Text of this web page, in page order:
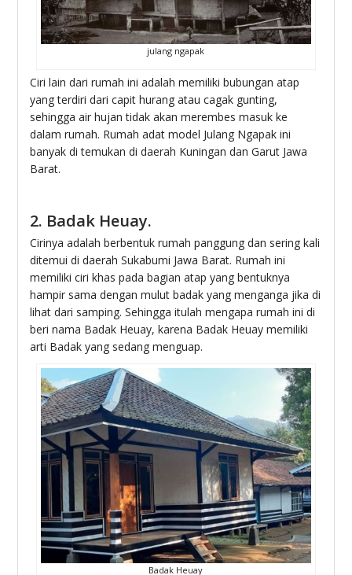
julang ngapak
Ciri lain dari rumah ini adalah memiliki bubungan atap
yang terdiri dari capit hurang atau cagak gunting,
sehingga air hujan tidak akan merembes masuk ke
dalam rumah. Rumah adat model Julang Ngapak ini
banyak di temukan di daerah Kuningan dan Garut Jawa
Barat.
2. Badak Heuay.
Cirinya adalah berbentuk rumah panggung dan sering kali
ditemui di daerah Sukabumi Jawa Barat. Rumah ini
memiliki ciri khas pada bagian atap yang bentuknya
hampir sama dengan mulut badak yang menganga jika di
lihat dari samping. Sehingga itulah mengapa rumah ini di
beri nama Badak Heuay, karena Badak Heuay memiliki
arti Badak yang sedang menguap.
Badak Heuay